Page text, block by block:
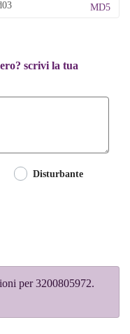
MD5
scrivi la tua
Disturbante
per 3200805972.